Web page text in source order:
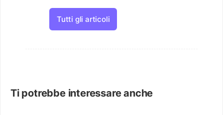
Tutti gli articoli
Ti potrebbe interessare anche